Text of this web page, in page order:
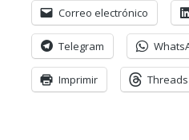
Correo electrónico
Telegram
Imprimir Threads